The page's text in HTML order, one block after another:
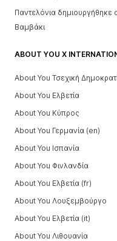
Παντελόνια δημιουργήθηκε
Βαμβάκι
ABOUT YOU X
About You Τσεχική
About You Ελβετία
About You Κύπρος
About You Γερμανία (en)
About You Ισπανία
About You Φινλανδία
About You Ελβετία (fr)
About You Λουξεμβούργο
About You Ελβετία (it)
About You Λιθουανία